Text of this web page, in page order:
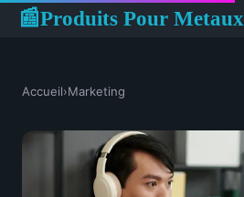
📰Produits Pour Metaux
Accueil›Marketing